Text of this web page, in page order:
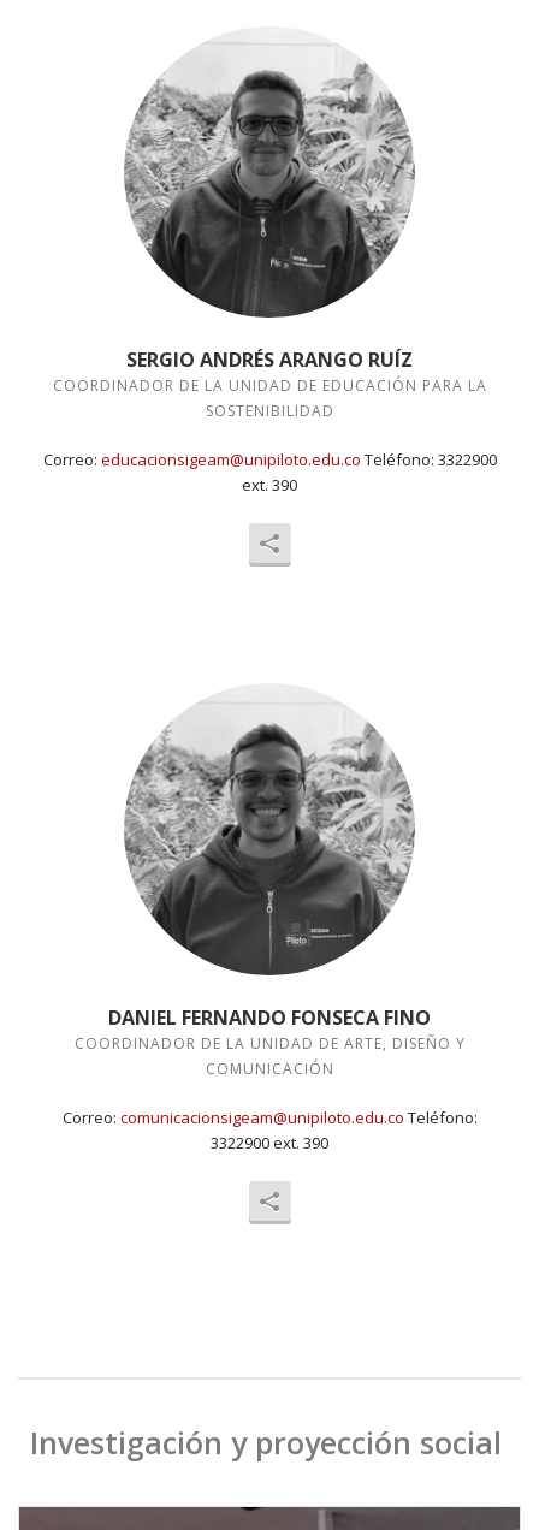
SERGIO ANDRÉS ARANGO RUÍZ
COORDINADOR DE LA UNIDAD DE EDUCACIÓN PARA LA
SOSTENIBILIDAD
Correo: educacionsigeam@unipiloto.edu.co Teléfono: 3322900
ext. 390
DANIEL FERNANDO FONSECA FINO
COORDINADOR DE LA UNIDAD DE ARTE, DISEÑO Y
COMUNICACIÓN
Correo: comunicacionsigeam@unipiloto.edu.co Teléfono:
3322900 ext. 390
Investigación y proyección social